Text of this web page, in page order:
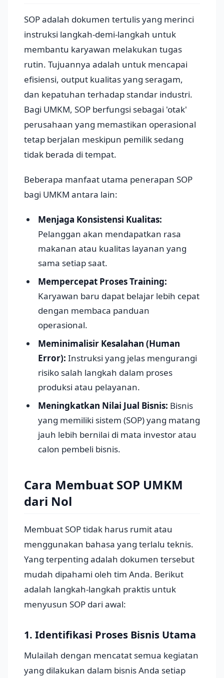
SOP adalah dokumen tertulis yang merinci
instruksi langkah-demi-langkah untuk
membantu karyawan melakukan tugas
rutin. Tujuannya adalah untuk mencapai
efisiensi, output kualitas yang seragam,
dan kepatuhan terhadap standar industri.
Bagi UMKM, SOP berfungsi sebagai 'otak'
perusahaan yang memastikan operasional
tetap berjalan meskipun pemilik sedang
tidak berada di tempat.
Beberapa manfaat utama penerapan SOP
bagi UMKM antara lain:
Menjaga Konsistensi Kualitas:
Pelanggan akan mendapatkan rasa
makanan atau kualitas layanan yang
sama setiap saat.
Mempercepat Proses Training:
Karyawan baru dapat belajar lebih cepat
dengan membaca panduan
operasional.
Meminimalisir Kesalahan (Human
Error): Instruksi yang jelas mengurangi
risiko salah langkah dalam proses
produksi atau pelayanan.
Meningkatkan Nilai Jual Bisnis: Bisnis
yang memiliki sistem (SOP) yang matang
jauh lebih bernilai di mata investor atau
calon pembeli bisnis.
Cara Membuat SOP UMKM
dari Nol
Membuat SOP tidak harus rumit atau
menggunakan bahasa yang terlalu teknis.
Yang terpenting adalah dokumen tersebut
mudah dipahami oleh tim Anda. Berikut
adalah langkah-langkah praktis untuk
menyusun SOP dari awal:
1. Identifikasi Proses Bisnis Utama
Mulailah dengan mencatat semua kegiatan
yang dilakukan dalam bisnis Anda setiap